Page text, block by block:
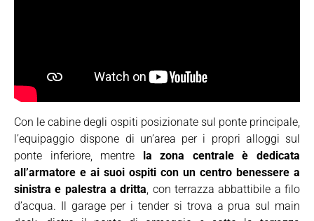
Con le cabine degli ospiti posizionate sul ponte principale,
l’equipaggio dispone di un’area per i propri alloggi sul
ponte inferiore, mentre la zona centrale è dedicata
all’armatore e ai suoi ospiti con un centro benessere a
sinistra e palestra a dritta , con terrazza abbattibile a filo
d’acqua. Il garage per i tender si trova a prua sul main